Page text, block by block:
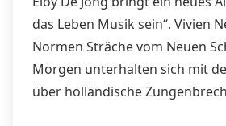
das Leben Musik sein“. Vivien
Normen Sträche vom Neuen
Morgen unterhalten sich mit
über holländische